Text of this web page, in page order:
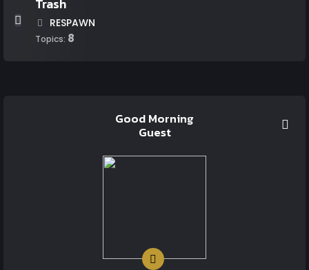
Trash
RESPAWN
Topics: 8
Good Morning
Guest